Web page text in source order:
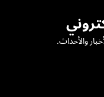
والأحداث.